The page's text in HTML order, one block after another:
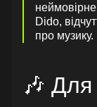
Dido,
про музику.
🎶 Для